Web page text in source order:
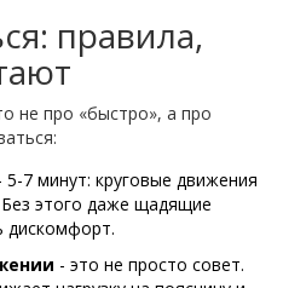
правила,
не про «быстро», а про
5-7 минут: круговые движения
Без этого даже щадящие
дискомфорт.
- это не просто совет.